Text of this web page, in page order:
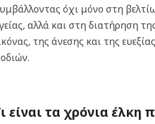
όχι μόνο στη
αλλά και στη διατήρηση
της άνεσης και της
είναι τα χρόνια έλκη